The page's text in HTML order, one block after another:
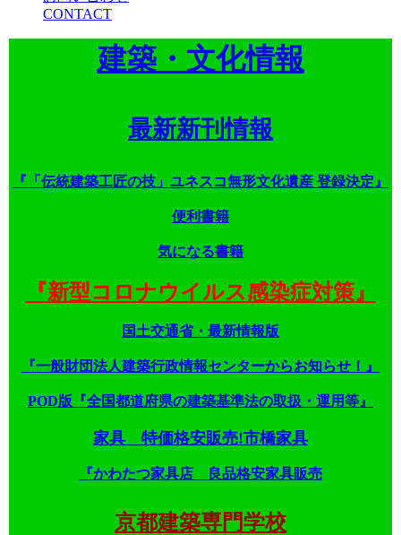
CONTACT
建築・文化情報
最新新刊情報
『「伝統建築工匠の技」ユネスコ無形文化遺産 登録決定』
便利書籍
気になる書籍
『新型コロナウイルス感染症対策』
国土交通省・最新情報版
『一般財団法人建築行政情報センターからお知らせ！』
POD版『全国都道府県の建築基準法の取扱・運用等』
家具 特価格安販売!市橋家具
『かわたつ家具店 良品格安家具販売
京都建築専門学校